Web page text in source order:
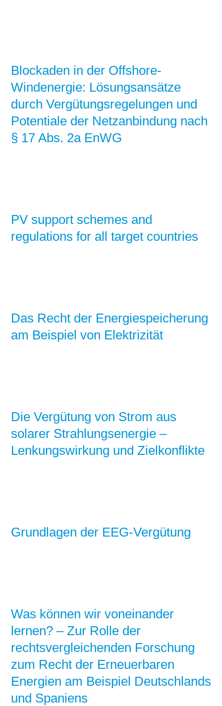
Blockaden in der Offshore-
Windenergie: Lösungsansätze
durch Vergütungsregelungen und
Potentiale der Netzanbindung nach
§ 17 Abs. 2a EnWG
PV support schemes and
regulations for all target countries
Das Recht der Energiespeicherung
am Beispiel von Elektrizität
Die Vergütung von Strom aus
solarer Strahlungsenergie –
Lenkungswirkung und Zielkonflikte
Grundlagen der EEG-Vergütung
Was können wir voneinander
lernen? – Zur Rolle der
rechtsvergleichenden Forschung
zum Recht der Erneuerbaren
Energien am Beispiel Deutschlands
und Spaniens